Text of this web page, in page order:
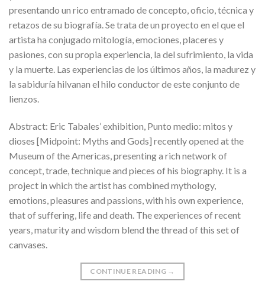
presentando un rico entramado de concepto, oficio, técnica y
retazos de su biografía. Se trata de un proyecto en el que el
artista ha conjugado mitología, emociones, placeres y
pasiones, con su propia experiencia, la del sufrimiento, la vida
y la muerte. Las experiencias de los últimos años, la madurez y
la sabiduría hilvanan el hilo conductor de este conjunto de
lienzos.
Abstract: Eric Tabales’ exhibition, Punto medio: mitos y
dioses [Midpoint: Myths and Gods] recently opened at the
Museum of the Americas, presenting a rich network of
concept, trade, technique and pieces of his biography. It is a
project in which the artist has combined mythology,
emotions, pleasures and passions, with his own experience,
that of suffering, life and death. The experiences of recent
years, maturity and wisdom blend the thread of this set of
canvases.
CONTINUE READING →